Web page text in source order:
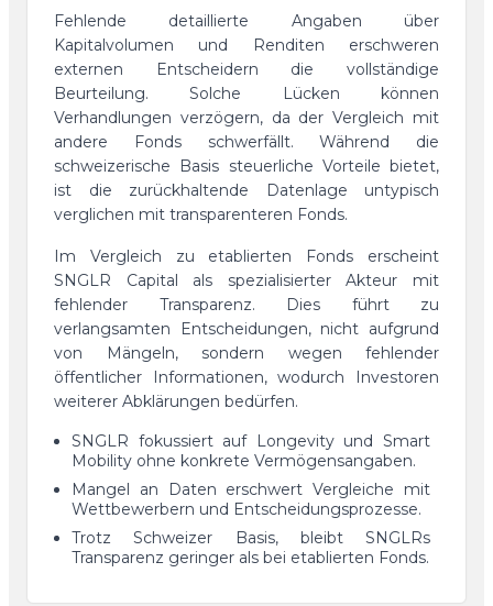
Fehlende detaillierte Angaben über
Kapitalvolumen und Renditen erschweren
externen Entscheidern die vollständige
Beurteilung. Solche Lücken können
Verhandlungen verzögern, da der Vergleich mit
andere Fonds schwerfällt. Während die
schweizerische Basis steuerliche Vorteile bietet,
ist die zurückhaltende Datenlage untypisch
verglichen mit transparenteren Fonds.
Im Vergleich zu etablierten Fonds erscheint
SNGLR Capital als spezialisierter Akteur mit
fehlender Transparenz. Dies führt zu
verlangsamten Entscheidungen, nicht aufgrund
von Mängeln, sondern wegen fehlender
öffentlicher Informationen, wodurch Investoren
weiterer Abklärungen bedürfen.
SNGLR fokussiert auf Longevity und Smart
Mobility ohne konkrete Vermögensangaben.
Mangel an Daten erschwert Vergleiche mit
Wettbewerbern und Entscheidungsprozesse.
Trotz Schweizer Basis, bleibt SNGLRs
Transparenz geringer als bei etablierten Fonds.